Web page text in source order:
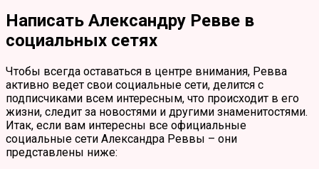
Написать Александру Ревве в
социальных сетях
Чтобы всегда оставаться в центре внимания, Ревва
активно ведет свои социальные сети, делится с
подписчиками всем интересным, что происходит в его
жизни, следит за новостями и другими знаменитостями.
Итак, если вам интересны все официальные
социальные сети Александра Реввы – они
представлены ниже: